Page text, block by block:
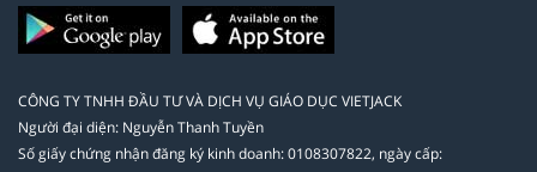
CÔNG TY TNHH ĐẦU TƯ VÀ DỊCH VỤ GIÁO DỤC VIETJACK
Người đại diện: Nguyễn Thanh Tuyền
Số giấy chứng nhận đăng ký kinh doanh: 0108307822, ngày cấp: